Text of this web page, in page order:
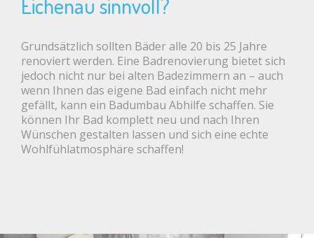
Eichenau sinnvoll?
Grundsätzlich sollten Bäder alle 20 bis 25 Jahre
renoviert werden. Eine Badrenovierung bietet sich
jedoch nicht nur bei alten Badezimmern an – auch
wenn Ihnen das eigene Bad einfach nicht mehr
gefällt, kann ein Badumbau Abhilfe schaffen. Sie
können Ihr Bad komplett neu und nach Ihren
Wünschen gestalten lassen und sich eine echte
Wohlfühlatmosphäre schaffen!